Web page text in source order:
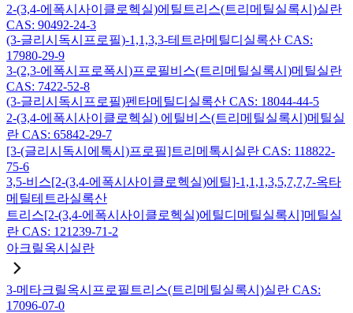
2-(3,4-에폭시사이클로헥실)에틸트리스(트리메틸실록시)실란
CAS: 90492-24-3
(3-글리시독시프로필)-1,1,3,3-테트라메틸디실록산 CAS:
17980-29-9
3-(2,3-에폭시프로폭시)프로필비스(트리메틸실록시)메틸실란
CAS: 7422-52-8
(3-글리시독시프로필)펜타메틸디실록산 CAS: 18044-44-5
2-(3,4-에폭시사이클로헥실) 에틸비스(트리메틸실록시)메틸실
란 CAS: 65842-29-7
[3-(글리시독시에톡시)프로필]트리메톡시실란 CAS: 118822-
75-6
3,5-비스[2-(3,4-에폭시사이클로헥실)에틸]-1,1,1,3,5,7,7,7-옥타
메틸테트라실록산
트리스[2-(3,4-에폭시사이클로헥실)에틸디메틸실록시]메틸실
란 CAS: 121239-71-2
아크릴옥시실란
3-메타크릴옥시프로필트리스(트리메틸실록시)실란 CAS:
17096-07-0